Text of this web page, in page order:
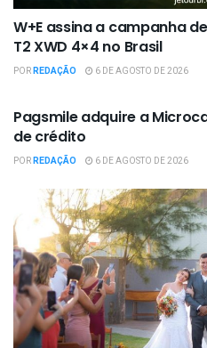
W+E assina a campanha
T2 XWD 4×4 no Brasil
PORREDAÇÃO 6 DE AGOSTO DE 2026
Pagsmile adquire a
de crédito
PORREDAÇÃO 6 DE AGOSTO DE 2026